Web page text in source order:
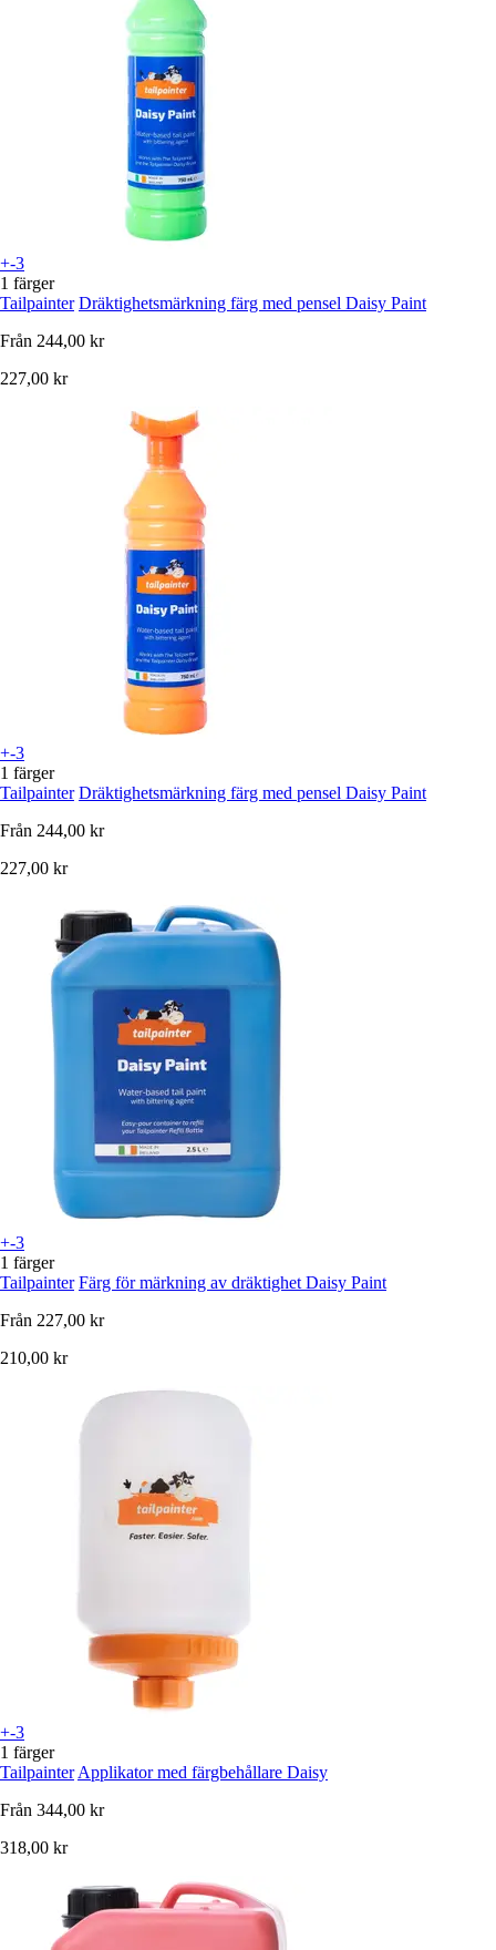
+-3
1 färger
Tailpainter Dräktighetsmärkning färg med pensel Daisy Paint
Från 244,00 kr
227,00 kr
+-3
1 färger
Tailpainter Dräktighetsmärkning färg med pensel Daisy Paint
Från 244,00 kr
227,00 kr
+-3
1 färger
Tailpainter Färg för märkning av dräktighet Daisy Paint
Från 227,00 kr
210,00 kr
+-3
1 färger
Tailpainter Applikator med färgbehållare Daisy
Från 344,00 kr
318,00 kr